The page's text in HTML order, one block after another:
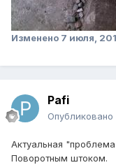
Изменено 7 июля,
Pafi
Опубликовано
Актуальная
Поворотным штоком.